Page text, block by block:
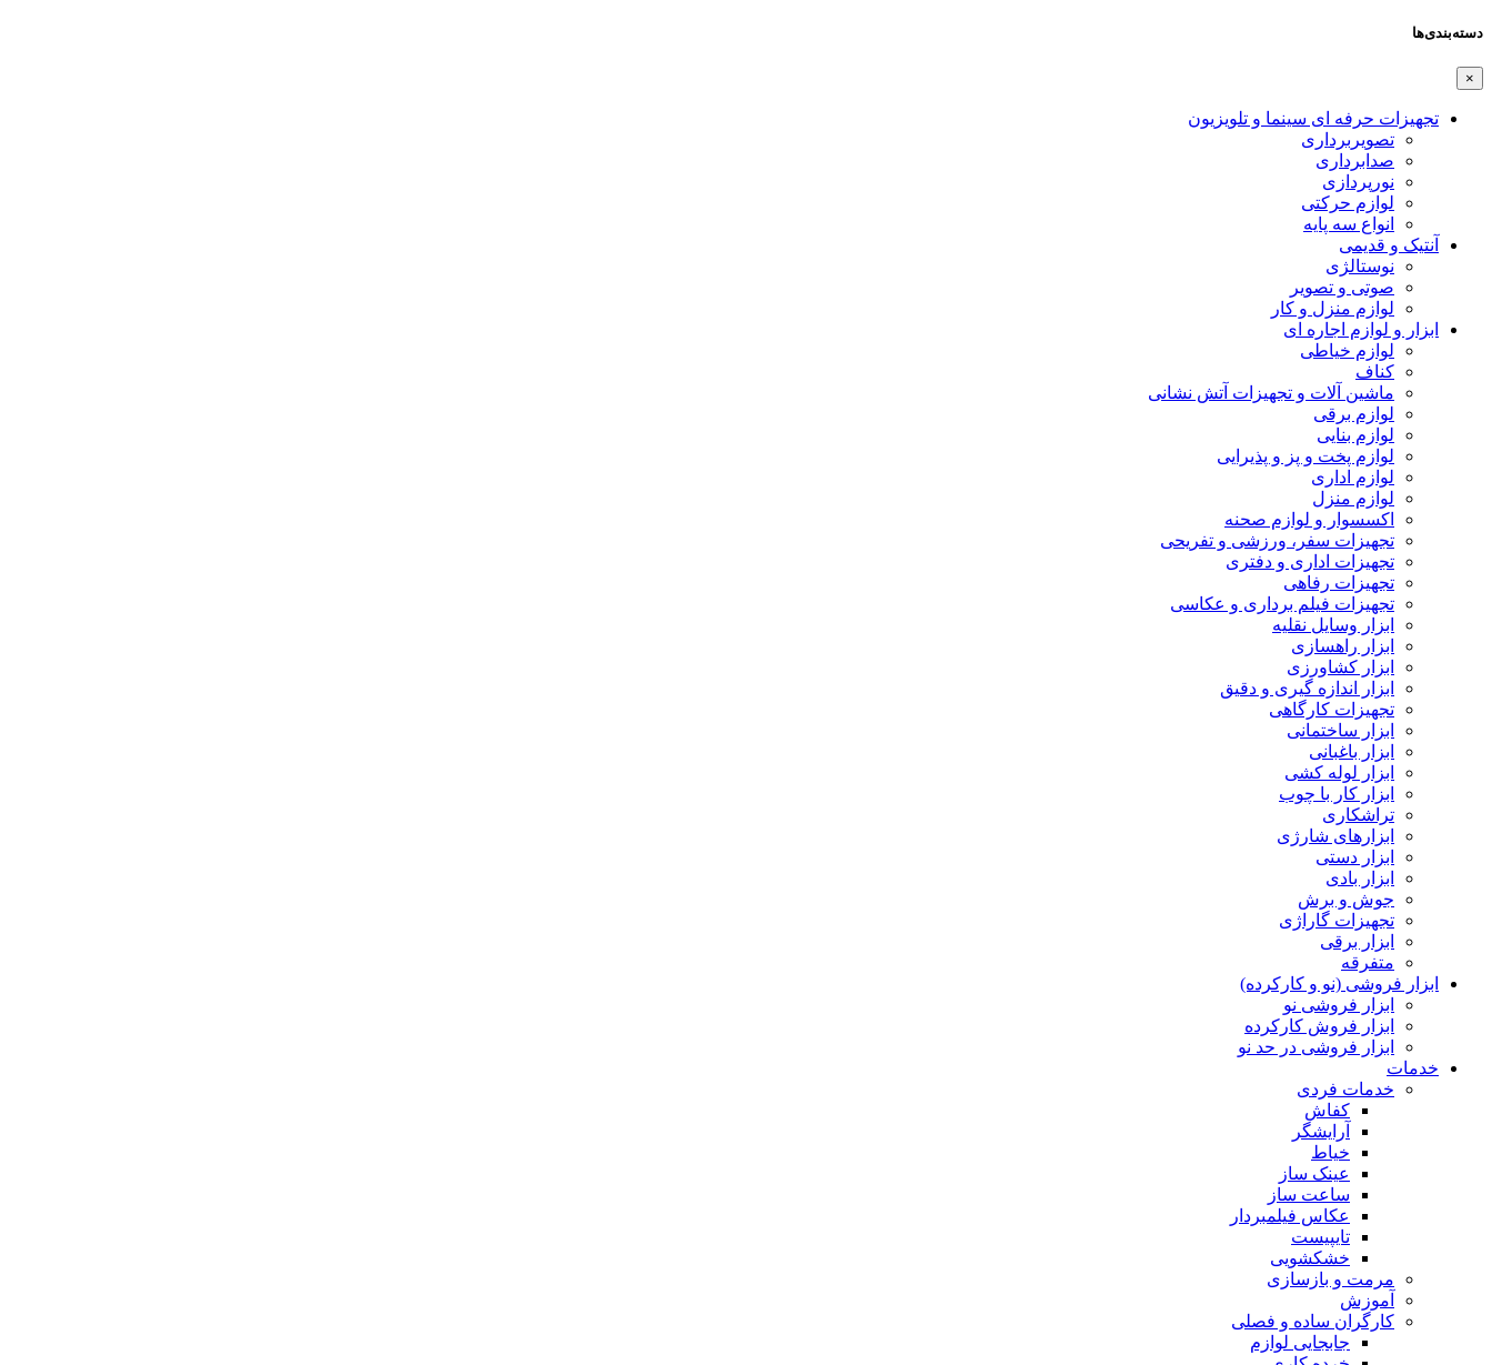
دسته‌بندی‌ها
×
تجهیزات حرفه ای سینما و تلویزیون
تصویربرداری
صدابرداری
نورپردازی
لوازم حرکتی
انواع سه پایه
آنتیک و قدیمی
نوستالژی
صوتی و تصویر
لوازم منزل و کار
ابزار و لوازم اجاره ای
لوازم خیاطی
کناف
ماشین آلات و تجهیزات آتش نشانی
لوازم برقی
لوازم بنایی
لوازم پخت و پز و پذیرایی
لوازم اداری
لوازم منزل
اکسسوار و لوازم صحنه
تجهیزات سفر، ورزشی و تفریحی
تجهیزات اداری و دفتری
تجهیزات رفاهی
تجهیزات فیلم برداری و عکاسی
ابزار وسایل نقلیه
ابزار راهسازی
ابزار کشاورزی
ابزار اندازه گیری و دقیق
تجهیزات کارگاهی
ابزار ساختمانی
ابزار باغبانی
ابزار لوله کشی
ابزار کار با چوب
تراشکاری
ابزارهای شارژی
ابزار دستی
ابزار بادی
جوش و برش
تجهیزات گاراژی
ابزار برقی
متفرقه
ابزار فروشی (نو و کارکرده)
ابزار فروشی نو
ابزار فروش کارکرده
ابزار فروشی در حد نو
خدمات
خدمات فردی
کفاش
آرایشگر
خیاط
عینک ساز
ساعت ساز
عکاس فیلمبردار
تایپیست
خشکشویی
مرمت و بازسازی
آموزش
کارگران ساده و فصلی
جابجایی لوازم